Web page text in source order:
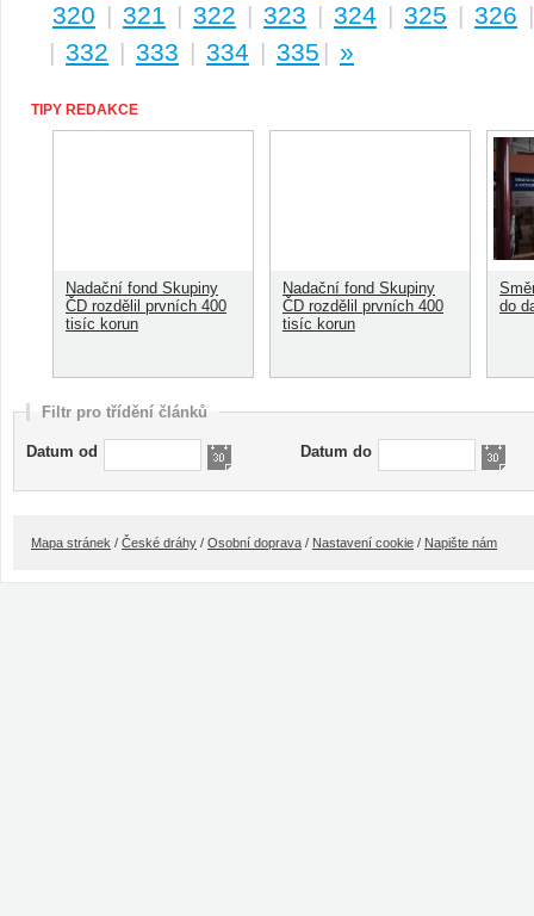
320 | 321 | 322 | 323 | 324 | 325 | 326
| 332 | 333 | 334 | 335 | »
TIPY REDAKCE
Nadační fond Skupiny
ČD rozdělil prvních 400
tisíc korun
Nadační fond Skupiny
ČD rozdělil prvních 400
tisíc korun
do
Filtr pro třídění článků
Datum od Datum do
Mapa stránek / České dráhy / Osobní doprava / Nastavení cookie / Napište nám